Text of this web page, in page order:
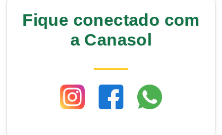
Fique conectado com
a Canasol